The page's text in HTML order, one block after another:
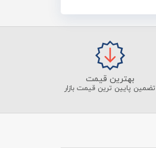
بهترین قیمت
تضمین پایین ترین قیمت بازار